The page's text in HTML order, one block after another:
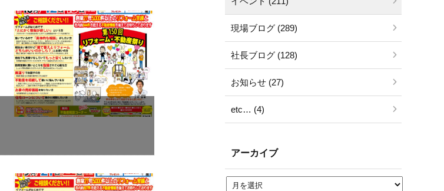
現場ブログ (289)
社長ブログ (128)
お知らせ (27)
etc… (4)
アーカイブ